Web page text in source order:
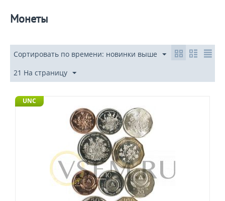
Монеты
Сортировать по времени: новинки выше
21 На страницу
UNC